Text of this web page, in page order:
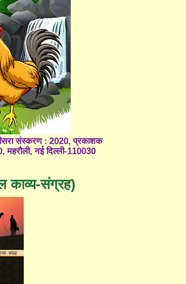
संस्करण : 2020, प्रकाशक
नई दिल्ली-110030
काव्य-संग्रह)